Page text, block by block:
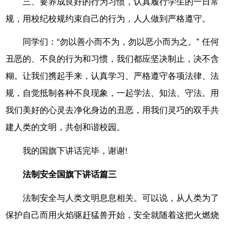
规，用校纪校规约束自己的行为，人人做到严格遵守。
同学们：“勿以善小而不为，勿以恶小而为之。” 任何
丑恶的、不良的行为和习惯，我们都应坚决制止，决不含
糊。让我们携起手来，认真学习、严格遵守各项法律、法
规，自觉抵制各种不良现象，一起学法、知法、守法。用
我们美好的心灵去净化身边的丑恶，用我们灵巧的双手共
建人类的文明，共创和谐校园。
我的国旗下讲话完毕，谢谢!
法制安全国旗下讲话篇三
法制安全与人类文明息息相关。可以说，从人类为了
保护自己而用火焰驱赶猛兽开始，安全就随着这把火燃烧